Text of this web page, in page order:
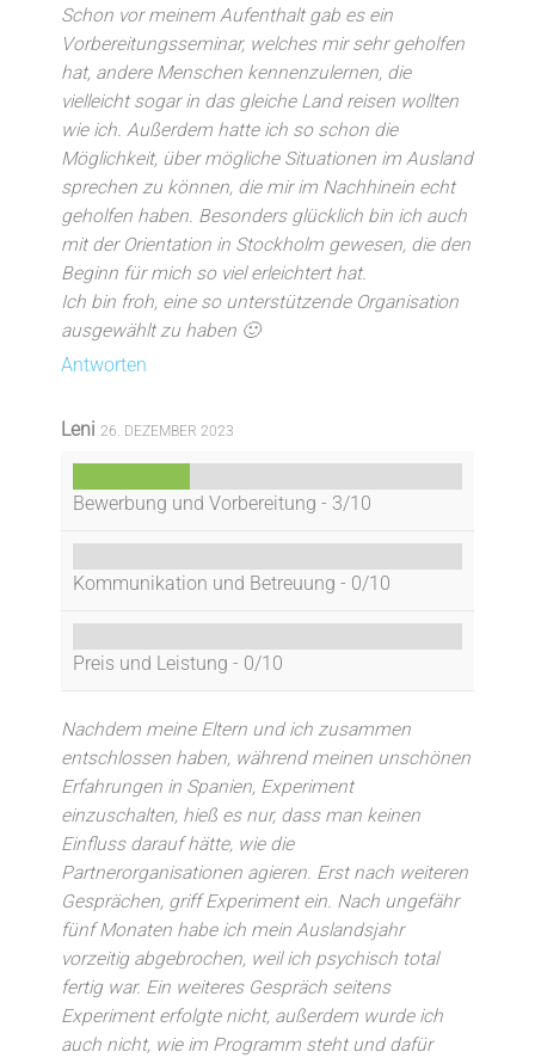
Schon vor meinem Aufenthalt gab es ein
Vorbereitungsseminar, welches mir sehr geholfen
hat, andere Menschen kennenzulernen, die
vielleicht sogar in das gleiche Land reisen wollten
wie ich. Außerdem hatte ich so schon die
Möglichkeit, über mögliche Situationen im Ausland
sprechen zu können, die mir im Nachhinein echt
geholfen haben. Besonders glücklich bin ich auch
mit der Orientation in Stockholm gewesen, die den
Beginn für mich so viel erleichtert hat.
Ich bin froh, eine so unterstützende Organisation
ausgewählt zu haben 🙂
Antworten
Leni 26. DEZEMBER 2023
Bewerbung und Vorbereitung - 3/10
Kommunikation und Betreuung - 0/10
Preis und Leistung - 0/10
Nachdem meine Eltern und ich zusammen
entschlossen haben, während meinen unschönen
Erfahrungen in Spanien, Experiment
einzuschalten, hieß es nur, dass man keinen
Einfluss darauf hätte, wie die
Partnerorganisationen agieren. Erst nach weiteren
Gesprächen, griff Experiment ein. Nach ungefähr
fünf Monaten habe ich mein Auslandsjahr
vorzeitig abgebrochen, weil ich psychisch total
fertig war. Ein weiteres Gespräch seitens
Experiment erfolgte nicht, außerdem wurde ich
auch nicht, wie im Programm steht und dafür